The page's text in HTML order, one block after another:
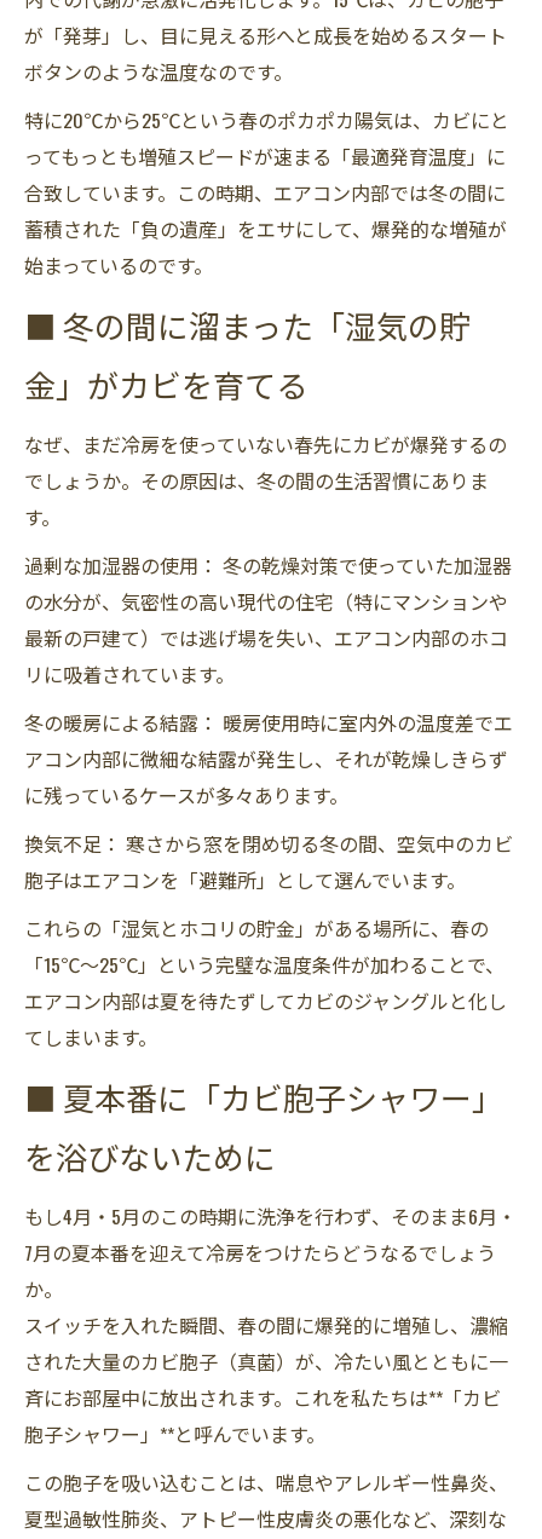
が「発芽」し、目に見える形へと成長を始めるスタート
ボタンのような温度なのです。
特に20℃から25℃という春のポカポカ陽気は、カビにと
ってもっとも増殖スピードが速まる「最適発育温度」に
合致しています。この時期、エアコン内部では冬の間に
蓄積された「負の遺産」をエサにして、爆発的な増殖が
始まっているのです。
■ 冬の間に溜まった「湿気の貯
金」がカビを育てる
なぜ、まだ冷房を使っていない春先にカビが爆発するの
でしょうか。その原因は、冬の間の生活習慣にありま
す。
過剰な加湿器の使用： 冬の乾燥対策で使っていた加湿器
の水分が、気密性の高い現代の住宅（特にマンションや
最新の戸建て）では逃げ場を失い、エアコン内部のホコ
リに吸着されています。
冬の暖房による結露： 暖房使用時に室内外の温度差でエ
アコン内部に微細な結露が発生し、それが乾燥しきらず
に残っているケースが多々あります。
換気不足： 寒さから窓を閉め切る冬の間、空気中のカビ
胞子はエアコンを「避難所」として選んでいます。
これらの「湿気とホコリの貯金」がある場所に、春の
「15℃〜25℃」という完璧な温度条件が加わることで、
エアコン内部は夏を待たずしてカビのジャングルと化し
てしまいます。
■ 夏本番に「カビ胞子シャワー」
を浴びないために
もし4月・5月のこの時期に洗浄を行わず、そのまま6月・
7月の夏本番を迎えて冷房をつけたらどうなるでしょう
か。
スイッチを入れた瞬間、春の間に爆発的に増殖し、濃縮
された大量のカビ胞子（真菌）が、冷たい風とともに一
斉にお部屋中に放出されます。これを私たちは**「カビ
胞子シャワー」**と呼んでいます。
この胞子を吸い込むことは、喘息やアレルギー性鼻炎、
夏型過敏性肺炎、アトピー性皮膚炎の悪化など、深刻な